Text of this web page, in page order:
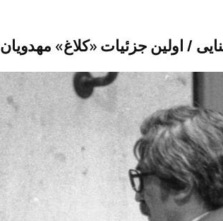
/ اولین جزئیات «کلاغ» مهدویان